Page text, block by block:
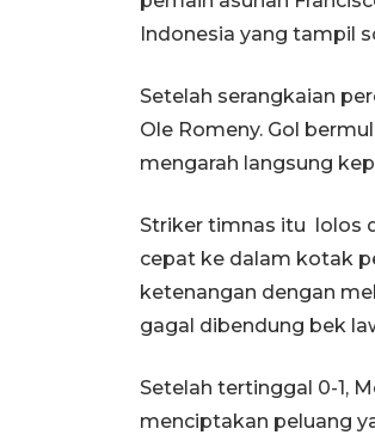
Indonesia yang tampil
Setelah serangkaian
Ole Romeny. Gol
mengarah langsung
Striker timnas itu lolos
cepat ke dalam kotak
ketenangan dengan
gagal dibendung bek
Setelah tertinggal 0-1,
menciptakan peluang